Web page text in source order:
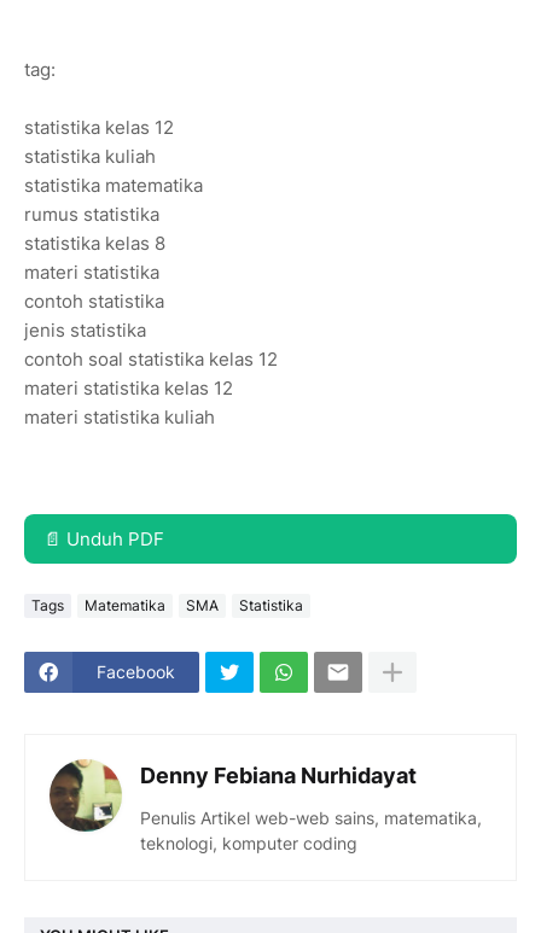
tag:
statistika kelas 12
statistika kuliah
statistika matematika
rumus statistika
statistika kelas 8
materi statistika
contoh statistika
jenis statistika
contoh soal statistika kelas 12
materi statistika kelas 12
materi statistika kuliah
📄 Unduh PDF
Tags Matematika SMA Statistika
Facebook
Denny Febiana Nurhidayat
Penulis Artikel web-web sains, matematika,
teknologi, komputer coding